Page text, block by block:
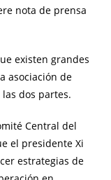
nota de prensa
existen grandes
asociación de
dos partes.
Central del
el presidente Xi
estrategias de